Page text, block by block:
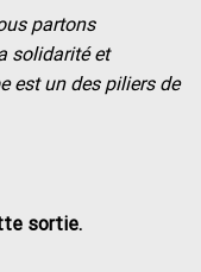
partons
solidarité et
est un des piliers de
sortie.